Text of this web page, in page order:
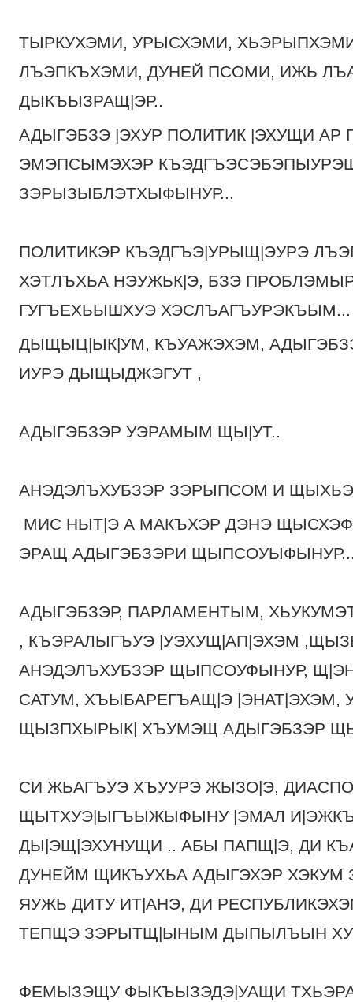
ТЫРКУХЭМИ, УРЫСХЭМИ,
ЛЪЭПКЪХЭМИ, ДУНЕЙ ПСОМИ, ИЖЬ
ДЫКЪЫЗРАЩ|ЭР..
АДЫГЭБЗЭ |ЭХУР ПОЛИТИК |ЭХУЩИ АР
ЭМЭПСЫМЭХЭР
ЗЭРЫЗЫБЛЭТХЫФЫНУР...
ПОЛИТИКЭР КЪЭДГЪЭ|УРЫЩ|ЭУРЭ
ХЭТЛЪХЬА НЭУЖЬК|Э, БЗЭ
ГУГЪЕХЬЫШХУЭ
ДЫЩЫЦ|ЫК|УМ, КЪУАЖЭХЭМ,
ИУРЭ ДЫЩЫДЖЭГУТ ,
АДЫГЭБЗЭР УЭРАМЫМ ЩЫ|УТ..
АНЭДЭЛЪХУБЗЭР ЗЭРЫПСОМ И
МИС НЫТ|Э А МАКЪХЭР ДЭНЭ
ЭРАЩ АДЫГЭБЗЭРИ
АДЫГЭБЗЭР, ПАРЛАМЕНТЫМ,
, КЪЭРАЛЫГЪУЭ |УЭХУЩ|АП|ЭХЭМ
АНЭДЭЛЪХУБЗЭР ЩЫПСОУФЫНУР,
САТУМ, ХЪЫБАРЕГЪАЩ|Э |ЭНАТ|ЭХЭМ,
ЩЫЗПХЫРЫК| ХЪУМЭЩ АДЫГЭБЗЭР
СИ ЖЬАГЪУЭ ХЪУУРЭ ЖЫЗО|Э,
ЩЫТХУЭ|ЫГЪЫЖЫФЫНУ |ЭМАЛ
ДЫ|ЭЩ|ЭХУНУЩИ .. АБЫ ПАПЩ|Э, ДИ
ДУНЕЙМ ЩИКЪУХЬА АДЫГЭХЭР
ЯУЖЬ ДИТУ ИТ|АНЭ, ДИ
ТЕПЩЭ ЗЭРЫТЩ|ЫНЫМ ДЫПЫЛЪЫН
ФЕМЫЗЭЩУ ФЫКЪЫЗЭДЭ|УАЩИ